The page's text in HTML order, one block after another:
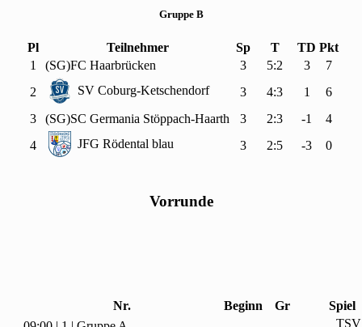
Gruppe B
Pl Teilnehmer Sp T TD Pkt
1
(SG)FC Haarbrücken 3 5:2 3
7
2
SV Coburg-Ketschendorf 3 4:3 1
6
3
(SG)SC Germania Stöppach-Haarth 3 2:3 -1
4
4
JFG Rödental blau 3 2:5 -3 0
Vorrunde
Nr. Beginn Gr
Spiel
TSV